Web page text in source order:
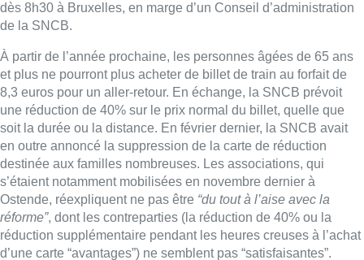
dès 8h30 à Bruxelles, en marge d’un Conseil d’administration
de la SNCB.
À partir de l’année prochaine, les personnes âgées de 65 ans
et plus ne pourront plus acheter de billet de train au forfait de
8,3 euros pour un aller-retour. En échange, la SNCB prévoit
une réduction de 40% sur le prix normal du billet, quelle que
soit la durée ou la distance. En février dernier, la SNCB avait
en outre annoncé la suppression de la carte de réduction
destinée aux familles nombreuses. Les associations, qui
s’étaient notamment mobilisées en novembre dernier à
Ostende, réexpliquent ne pas être “du tout à l’aise avec la
réforme”, dont les contreparties (la réduction de 40% ou la
réduction supplémentaire pendant les heures creuses à l’achat
d’une carte “avantages”) ne semblent pas “satisfaisantes”.